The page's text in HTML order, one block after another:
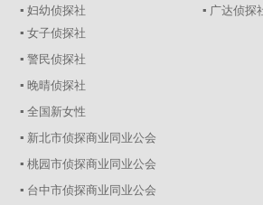
▪ 妇幼侦探社
▪ 广达侦探
▪ 女子侦探社
▪ 警民侦探社
▪ 晚晴侦探社
▪ 全国新女性
▪ 新北市侦探商业同业公会
▪ 桃园市侦探商业同业公会
▪ 台中市侦探商业同业公会